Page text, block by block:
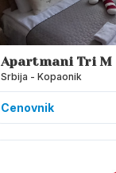
Apartmani Tri M
Srbija - Kopaonik
Cenovnik